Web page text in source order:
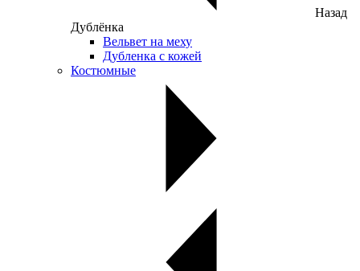
Назад
Дублёнка
Вельвет на меху
Дубленка с кожей
Костюмные